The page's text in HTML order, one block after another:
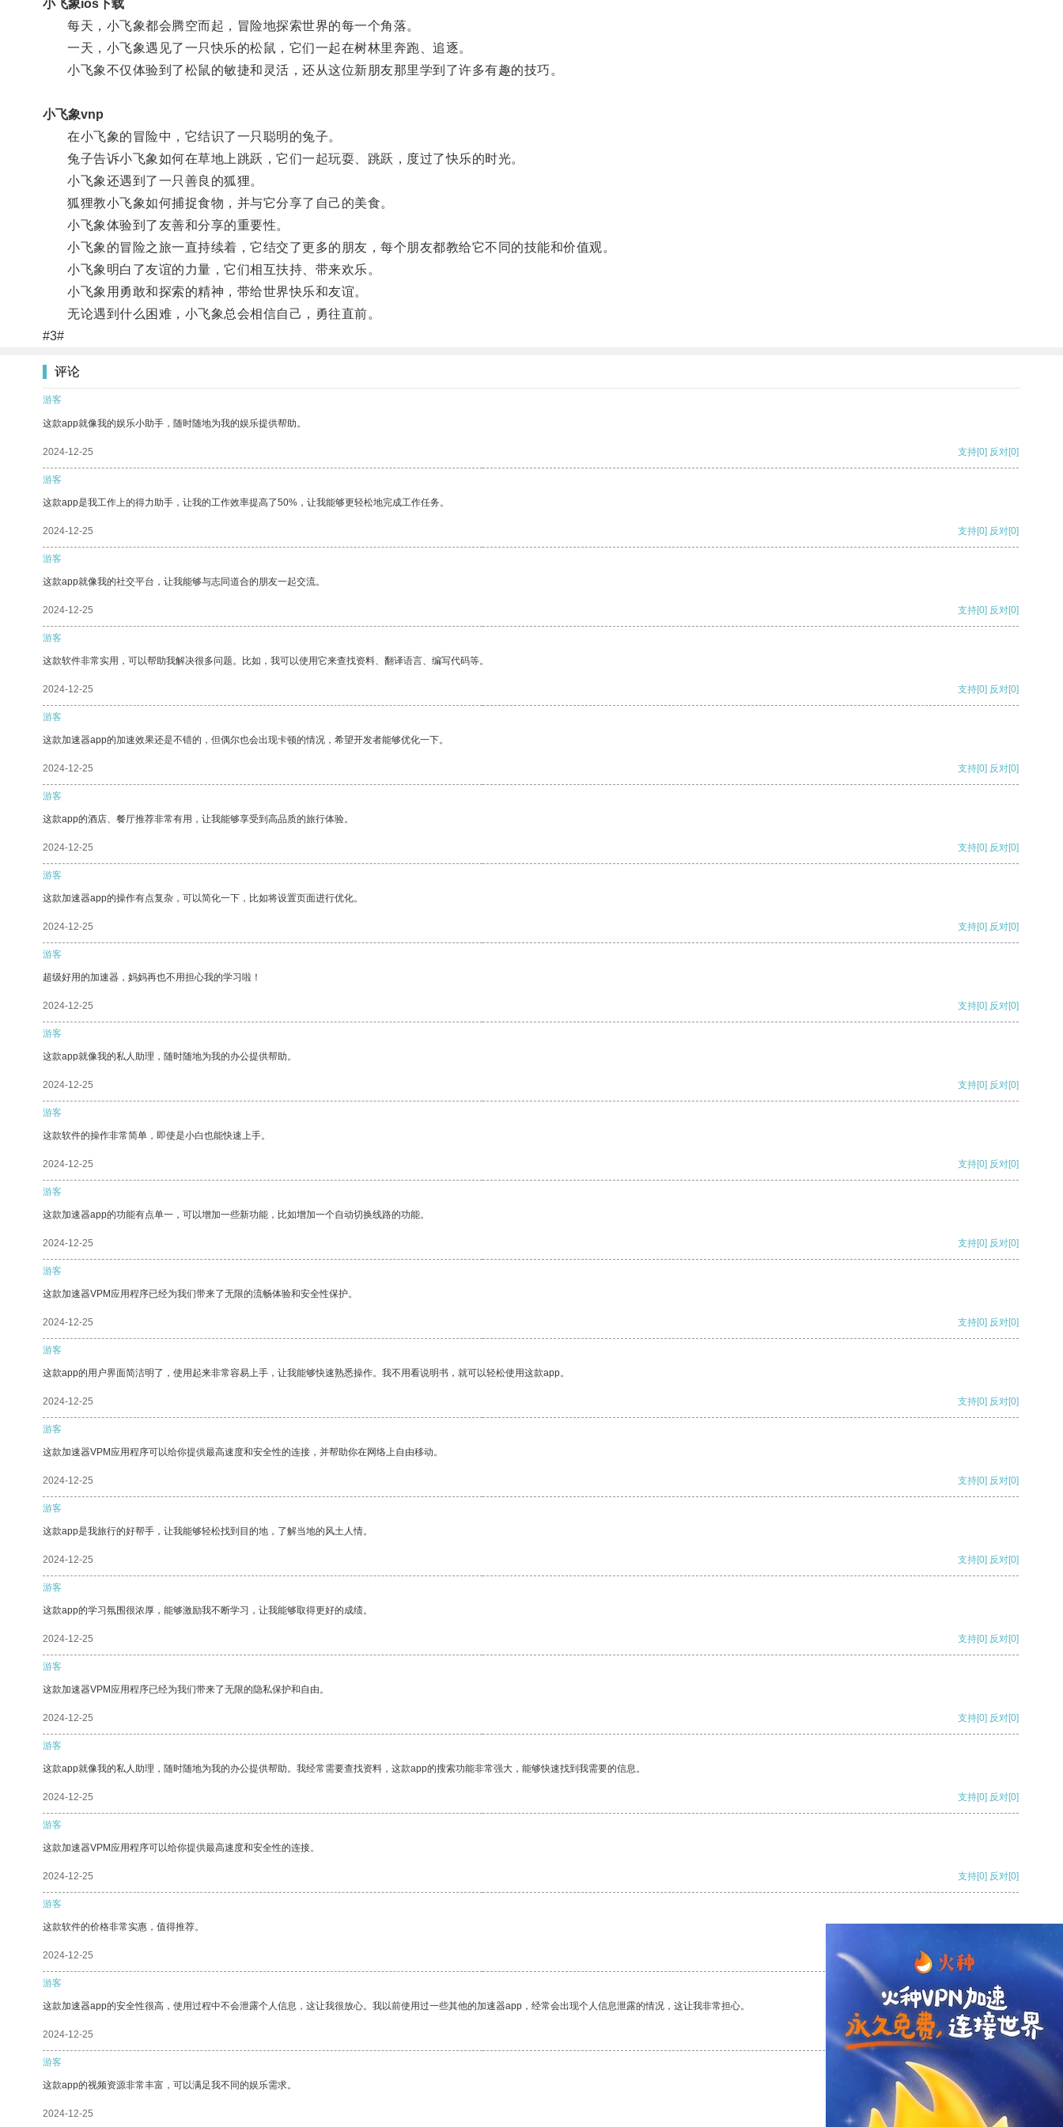
小飞象ios下载
每天，小飞象都会腾空而起，冒险地探索世界的每一个角落。
一天，小飞象遇见了一只快乐的松鼠，它们一起在树林里奔跑、追逐。
小飞象不仅体验到了松鼠的敏捷和灵活，还从这位新朋友那里学到了许多有趣的技巧。
小飞象vnp
在小飞象的冒险中，它结识了一只聪明的兔子。
兔子告诉小飞象如何在草地上跳跃，它们一起玩耍、跳跃，度过了快乐的时光。
小飞象还遇到了一只善良的狐狸。
狐狸教小飞象如何捕捉食物，并与它分享了自己的美食。
小飞象体验到了友善和分享的重要性。
小飞象的冒险之旅一直持续着，它结交了更多的朋友，每个朋友都教给它不同的技能和价值观。
小飞象明白了友谊的力量，它们相互扶持、带来欢乐。
小飞象用勇敢和探索的精神，带给世界快乐和友谊。
无论遇到什么困难，小飞象总会相信自己，勇往直前。
#3#
评论
游客
这款app就像我的娱乐小助手，随时随地为我的娱乐提供帮助。
2024-12-25 支持[0] 反对[0]
游客
这款app是我工作上的得力助手，让我的工作效率提高了50%，让我能够更轻松地完成工作任务。
2024-12-25 支持[0] 反对[0]
游客
这款app就像我的社交平台，让我能够与志同道合的朋友一起交流。
2024-12-25 支持[0] 反对[0]
游客
这款软件非常实用，可以帮助我解决很多问题。比如，我可以使用它来查找资料、翻译语言、编写代码等。
2024-12-25 支持[0] 反对[0]
游客
这款加速器app的加速效果还是不错的，但偶尔也会出现卡顿的情况，希望开发者能够优化一下。
2024-12-25 支持[0] 反对[0]
游客
这款app的酒店、餐厅推荐非常有用，让我能够享受到高品质的旅行体验。
2024-12-25 支持[0] 反对[0]
游客
这款加速器app的操作有点复杂，可以简化一下，比如将设置页面进行优化。
2024-12-25 支持[0] 反对[0]
游客
超级好用的加速器，妈妈再也不用担心我的学习啦！
2024-12-25 支持[0] 反对[0]
游客
这款app就像我的私人助理，随时随地为我的办公提供帮助。
2024-12-25 支持[0] 反对[0]
游客
这款软件的操作非常简单，即使是小白也能快速上手。
2024-12-25 支持[0] 反对[0]
游客
这款加速器app的功能有点单一，可以增加一些新功能，比如增加一个自动切换线路的功能。
2024-12-25 支持[0] 反对[0]
游客
这款加速器VPM应用程序已经为我们带来了无限的流畅体验和安全性保护。
2024-12-25 支持[0] 反对[0]
游客
这款app的用户界面简洁明了，使用起来非常容易上手，让我能够快速熟悉操作。我不用看说明书，就可以轻松使用这款app。
2024-12-25 支持[0] 反对[0]
游客
这款加速器VPM应用程序可以给你提供最高速度和安全性的连接，并帮助你在网络上自由移动。
2024-12-25 支持[0] 反对[0]
游客
这款app是我旅行的好帮手，让我能够轻松找到目的地，了解当地的风土人情。
2024-12-25 支持[0] 反对[0]
游客
这款app的学习氛围很浓厚，能够激励我不断学习，让我能够取得更好的成绩。
2024-12-25 支持[0] 反对[0]
游客
这款加速器VPM应用程序已经为我们带来了无限的隐私保护和自由。
2024-12-25 支持[0] 反对[0]
游客
这款app就像我的私人助理，随时随地为我的办公提供帮助。我经常需要查找资料，这款app的搜索功能非常强大，能够快速找到我需要的信息。
2024-12-25 支持[0] 反对[0]
游客
这款加速器VPM应用程序可以给你提供最高速度和安全性的连接。
2024-12-25 支持[0] 反对[0]
游客
这款软件的价格非常实惠，值得推荐。
2024-12-25 支持
游客
这款加速器app的安全性很高，使用过程中不会泄露个人信息，这让我很放心。我以前使用过一些其他的加速器app，经常会出现个人信息泄露的情况，这让我非常担心。
2024-12-25 支持[0] 反对[0]
游客
这款app的视频资源非常丰富，可以满足我不同的娱乐需求。
2024-12-25 支持[0] 反对[0]